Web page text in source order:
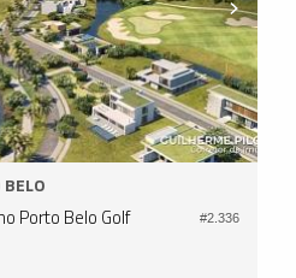
#2.336
Porto Belo Golf